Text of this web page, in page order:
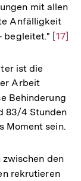
mit allen
Anfälligkeit
begleitet." Zur
[17]
ist die
Arbeit
Behinderung
83/4 Stunden
Moment sein.
den
rekrutieren